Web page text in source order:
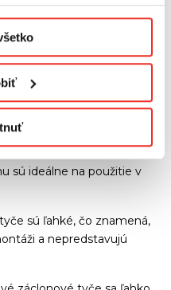
údajov.
svojou odolnosťou a
čisté.
tyčí:
ani nekorodujú
sú ideálne na použitie v
sú ľahké, čo znamená,
a nepredstavujú